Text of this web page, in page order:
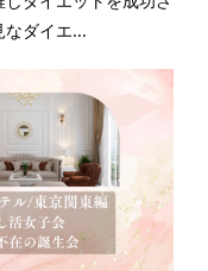
なダイエ...